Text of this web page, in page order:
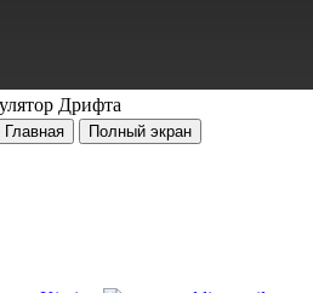
Дрифта
Главная Полный экран